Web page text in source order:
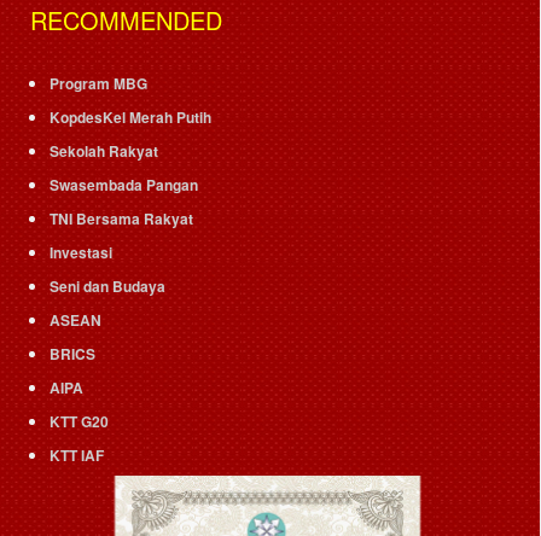
RECOMMENDED
Program MBG
KopdesKel Merah Putih
Sekolah Rakyat
Swasembada Pangan
TNI Bersama Rakyat
Investasi
Seni dan Budaya
ASEAN
BRICS
AIPA
KTT G20
KTT IAF